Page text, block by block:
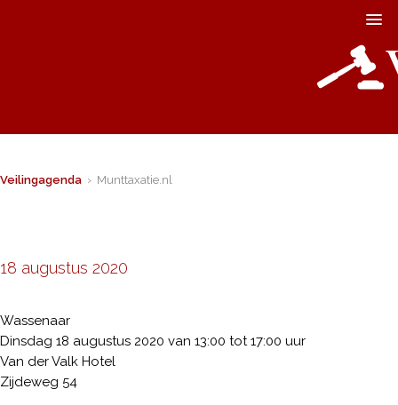
Veilingagenda › Munttaxatie.nl
18 augustus 2020
Wassenaar
Dinsdag 18 augustus 2020 van 13:00 tot 17:00 uur
Van der Valk Hotel
Zijdeweg 54